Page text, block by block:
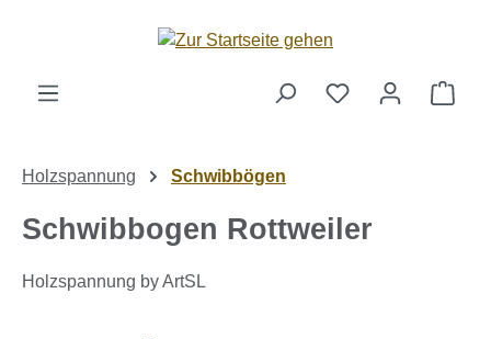
Zum Hauptinhalt springen
Holzspannung Schwibbögen
Schwibbogen Rottweiler
Holzspannung by ArtSL